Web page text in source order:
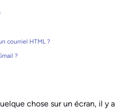
courriel HTML ?
?
chose sur un écran, il y a